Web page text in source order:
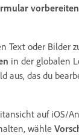
vorbereiten
Text oder Bilder
in der globalen
aus, das du
auf iOS/
wähle